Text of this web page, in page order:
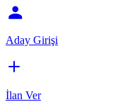
Aday Girişi
İlan Ver